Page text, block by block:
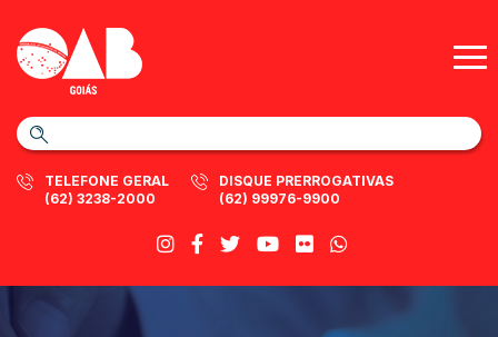
TELEFONE GERAL
(62) 3238-2000
DISQUE PRERROGATIVAS
(62) 99976-9900